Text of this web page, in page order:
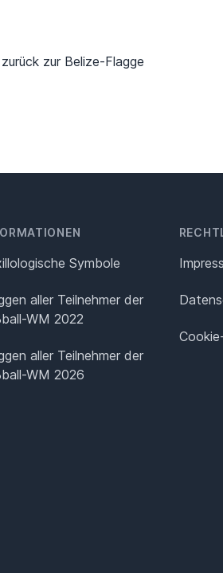
zur Belize-Flagge
Symbole
aller Teilnehmer der
WM 2022
aller Teilnehmer der
WM 2026